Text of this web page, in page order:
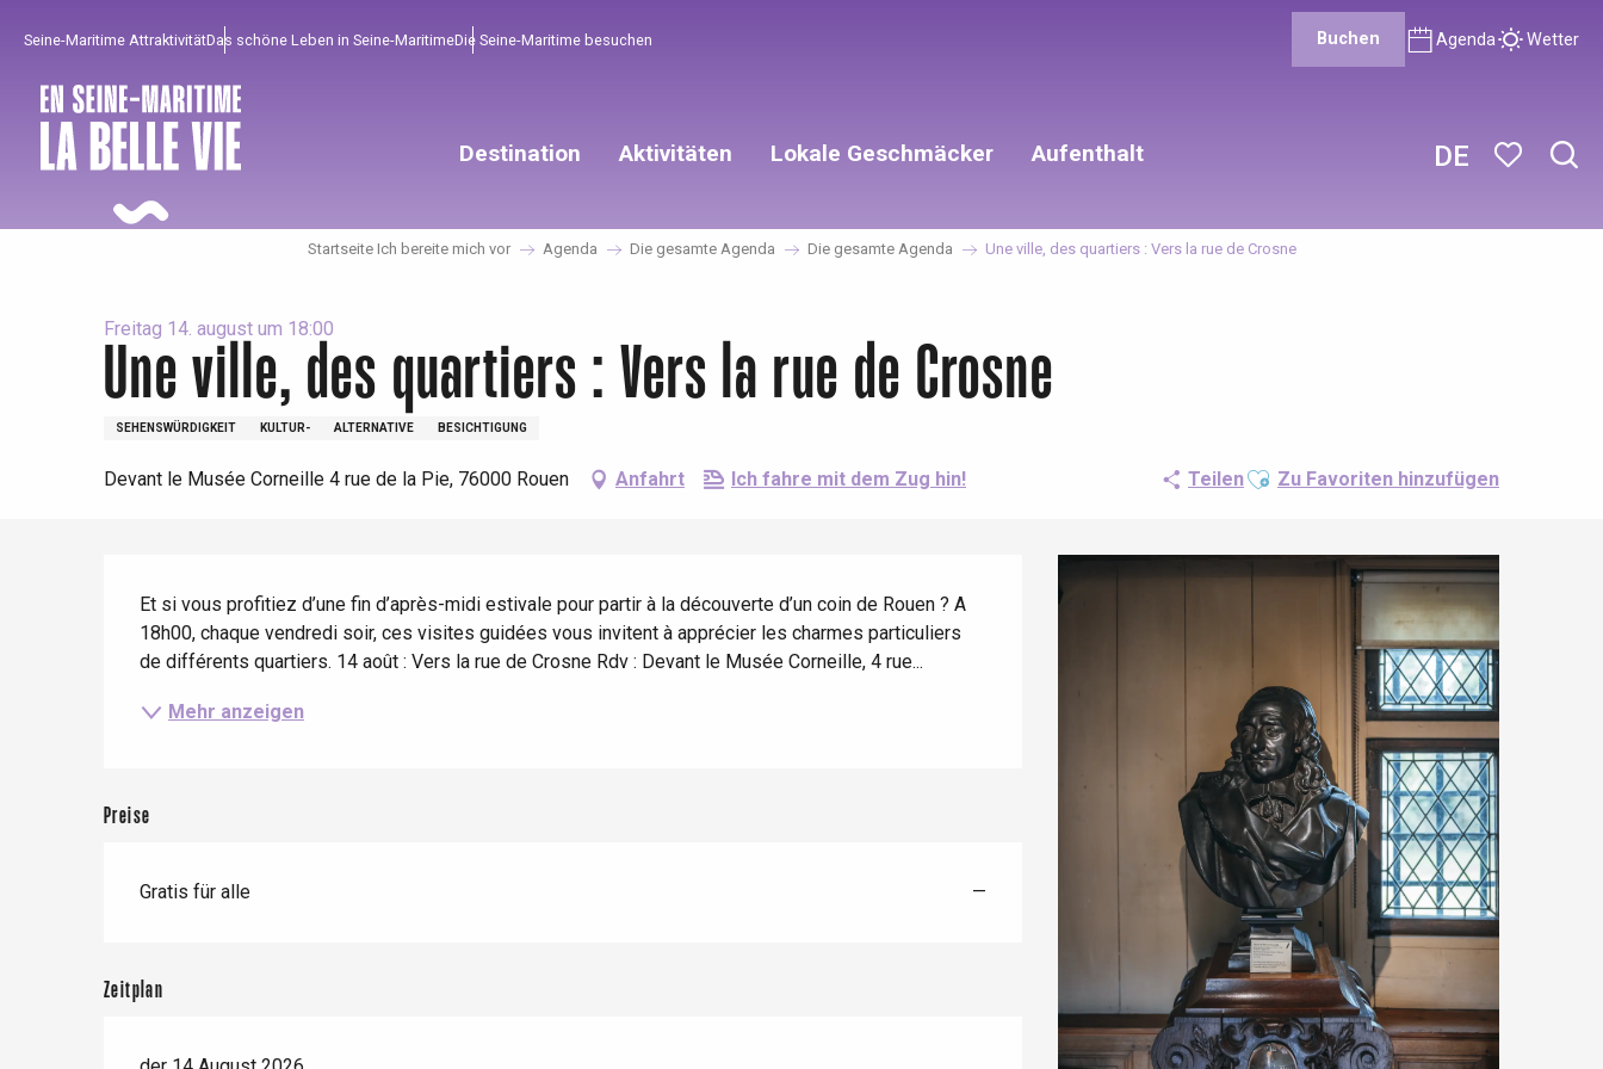
principal
DE
Seine-Maritime AttraktivitätDas schöne Leben in Seine-MaritimeDie Seine-Maritime besuchen Buchen Agenda Wetter
Destination Aktivitäten
Um zu profitieren
Die gesamte Agenda
Mit den Kindern
Unter Freunden
Lokale Geschmäcker
Unumgänglich
Trendige Orte
Aussicht
Aufenthalt
Gut aus der Heimat !
Aufenthalte am Meer
Fahrradaufenthalte
Startseite Ich bereite mich vor Agenda Die gesamte Agenda Die gesamte Agenda Une ville, des quartiers : Vers la rue de Crosne
Freitag 14. august um 18:00
Une ville, des quartiers : Vers la rue de Crosne
SEHENSWÜRDIGKEIT KULTUR- ALTERNATIVE BESICHTIGUNG
Devant le Musée Corneille 4 rue de la Pie, 76000 Rouen Anfahrt Ich fahre mit dem Zug hin! TeilenAjouter aux favoris
Zu Favoriten hinzufügen
Et si vous profitiez d’une fin d’après-midi estivale pour partir à la découverte d’un coin de Rouen ? A
18h00, chaque vendredi soir, ces visites guidées vous invitent à apprécier les charmes particuliers
de différents quartiers. 14 août : Vers la rue de Crosne Rdv : Devant le Musée Corneille, 4 rue...
Mehr anzeigen
Preise
Gratis für alle —
Zeitplan